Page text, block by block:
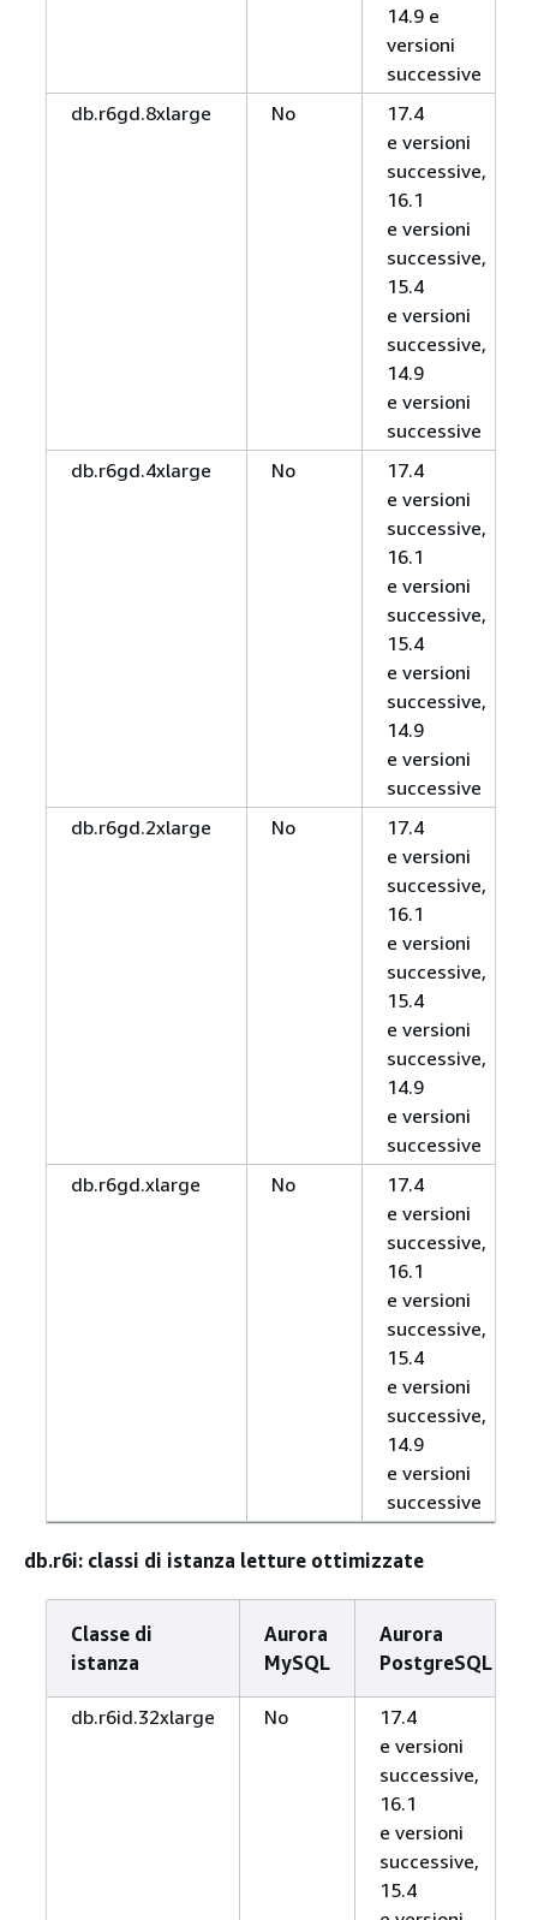
14.9 e
versioni
successive
db.r6gd.8xlarge
No
17.4
e versioni
successive,
16.1
e versioni
successive,
15.4
e versioni
successive,
14.9
e versioni
successive
db.r6gd.4xlarge
No
17.4
e versioni
successive,
16.1
e versioni
successive,
15.4
e versioni
successive,
14.9
e versioni
successive
db.r6gd.2xlarge
No
17.4
e versioni
successive,
16.1
e versioni
successive,
15.4
e versioni
successive,
14.9
e versioni
successive
db.r6gd.xlarge
No
17.4
e versioni
successive,
16.1
e versioni
successive,
15.4
e versioni
successive,
14.9
e versioni
successive
db.r6i: classi di istanza letture ottimizzate
Classe di
istanza
Aurora
MySQL
Aurora
PostgreSQL
db.r6id.32xlarge No
17.4
e versioni
successive,
16.1
e versioni
successive,
15.4